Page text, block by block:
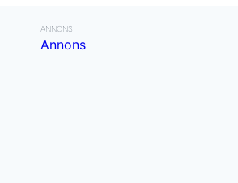
ANNONS